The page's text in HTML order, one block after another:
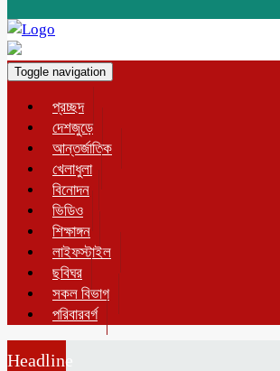
Toggle navigation
প্রচ্ছদ
দেশজুড়ে
আন্তর্জাতিক
খেলাধুলা
বিনোদন
ভিডিও
শিক্ষাঙ্গন
লাইফস্টাইল
ছবিঘর
সকল বিভাগ
পরিবারবর্গ
Headline